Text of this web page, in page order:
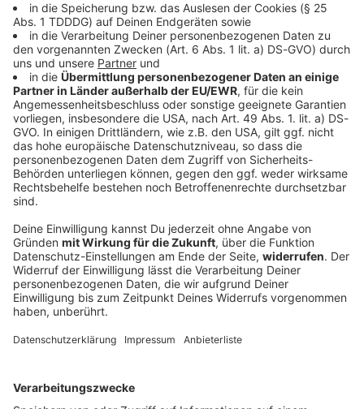
DAS KÖNNTE DICH AUCH INTERESSIEREN
Bayern
100 Tage im Amt – Dominik Krause zieht erste
Bilanz
Oberbürgermeister – als Zweitjüngster im Amt und
Bilanz.